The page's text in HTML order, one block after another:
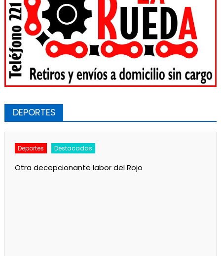
DEPORTES
Deportes Destacadas
Otra decepcionante labor del Rojo